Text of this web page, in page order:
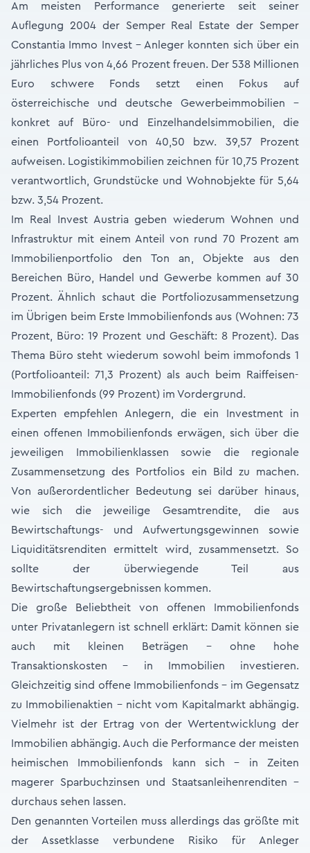
Am meisten Performance generierte seit seiner
Auflegung 2004 der Semper Real Estate der Semper
Constantia Immo Invest – Anleger konnten sich über ein
jährliches Plus von 4,66 Prozent freuen. Der 538 Millionen
Euro schwere Fonds setzt einen Fokus auf
österreichische und deutsche Gewerbeimmobilien –
konkret auf Büro- und Einzelhandelsimmobilien, die
einen Portfolioanteil von 40,50 bzw. 39,57 Prozent
aufweisen. Logistikimmobilien zeichnen für 10,75 Prozent
verantwortlich, Grundstücke und Wohnobjekte für 5,64
bzw. 3,54 Prozent.
Im Real Invest Austria geben wiederum Wohnen und
Infrastruktur mit einem Anteil von rund 70 Prozent am
Immobilienportfolio den Ton an, Objekte aus den
Bereichen Büro, Handel und Gewerbe kommen auf 30
Prozent. Ähnlich schaut die Portfoliozusammensetzung
im Übrigen beim Erste Immobilienfonds aus (Wohnen: 73
Prozent, Büro: 19 Prozent und Geschäft: 8 Prozent). Das
Thema Büro steht wiederum sowohl beim immofonds 1
(Portfolioanteil: 71,3 Prozent) als auch beim Raiffeisen-
Immobilienfonds (99 Prozent) im Vordergrund.
Experten empfehlen Anlegern, die ein Investment in
einen offenen Immobilienfonds erwägen, sich über die
jeweiligen Immobilienklassen sowie die regionale
Zusammensetzung des Portfolios ein Bild zu machen.
Von außerordentlicher Bedeutung sei darüber hinaus,
wie sich die jeweilige Gesamtrendite, die aus
Bewirtschaftungs- und Aufwertungsgewinnen sowie
Liquiditätsrenditen ermittelt wird, zusammensetzt. So
sollte der überwiegende Teil aus
Bewirtschaftungsergebnissen kommen.
Die große Beliebtheit von offenen Immobilienfonds
unter Privatanlegern ist schnell erklärt: Damit können sie
auch mit kleinen Beträgen – ohne hohe
Transaktionskosten – in Immobilien investieren.
Gleichzeitig sind offene Immobilienfonds – im Gegensatz
zu Immobilienaktien – nicht vom Kapitalmarkt abhängig.
Vielmehr ist der Ertrag von der Wertentwicklung der
Immobilien abhängig. Auch die Performance der meisten
heimischen Immobilienfonds kann sich – in Zeiten
magerer Sparbuchzinsen und Staatsanleihenrenditen –
durchaus sehen lassen.
Den genannten Vorteilen muss allerdings das größte mit
der Assetklasse verbundene Risiko für Anleger